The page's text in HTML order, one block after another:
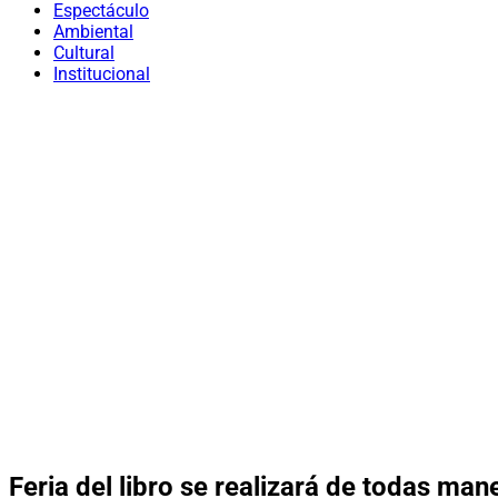
Espectáculo
Ambiental
Cultural
Institucional
Feria del libro se realizará de todas